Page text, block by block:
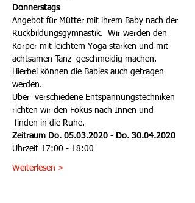
Donnerstags
Angebot für Mütter mit ihrem Baby nach der
Rückbildungsgymnastik.  Wir werden den
Körper mit leichtem Yoga stärken und mit
achtsamen Tanz  geschmeidig machen.
Hierbei können die Babies auch getragen
werden.
Über  verschiedene Entspannungstechniken
richten wir den Fokus nach Innen und
finden in die Ruhe.
Zeitraum Do. 05.03.2020 - Do. 30.04.2020
Uhrzeit 17:00 - 18:00
Weiterlesen >